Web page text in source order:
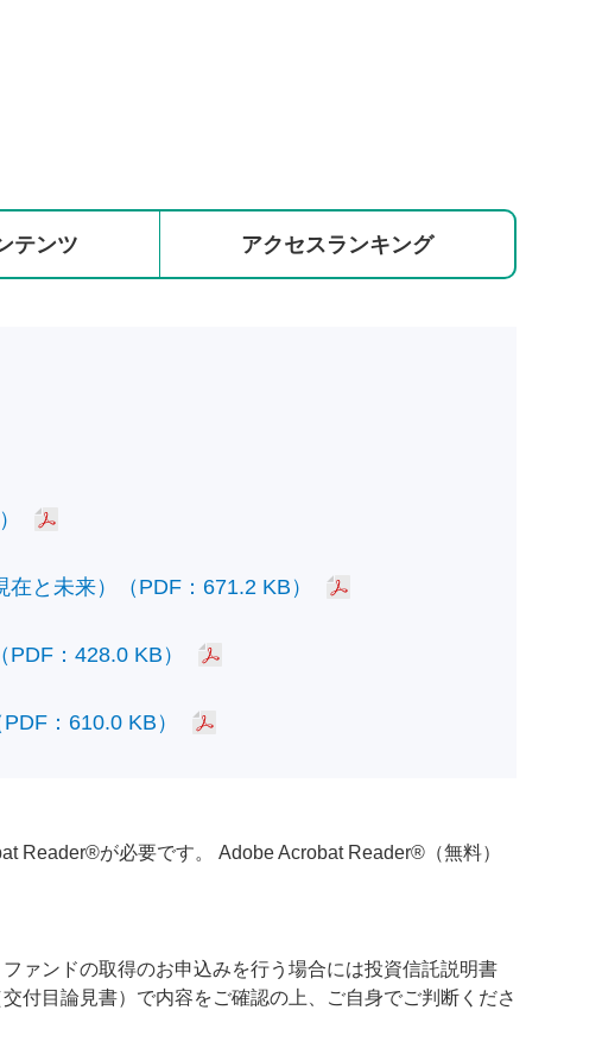
テンツ アクセスランキング
と未来）（PDF：671.2 KB）
：428.0 KB）
：610.0 KB）
Reader®が必要です。 Adobe Acrobat Reader®（無料）
ァンドの取得のお申込みを行う場合には投資信託説明書
付目論見書）で内容をご確認の上、ご自身でご判断くださ